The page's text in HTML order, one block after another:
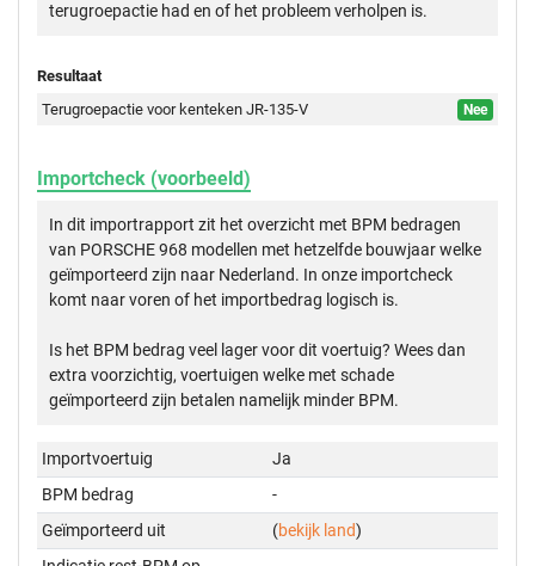
terugroepactie had en of het probleem verholpen is.
Resultaat
Terugroepactie voor kenteken JR-135-V
Nee
Importcheck (voorbeeld)
In dit importrapport zit het overzicht met BPM bedragen
van PORSCHE 968 modellen met hetzelfde bouwjaar welke
geïmporteerd zijn naar Nederland. In onze importcheck
komt naar voren of het importbedrag logisch is.
Is het BPM bedrag veel lager voor dit voertuig? Wees dan
extra voorzichtig, voertuigen welke met schade
geïmporteerd zijn betalen namelijk minder BPM.
Importvoertuig
Ja
BPM bedrag
-
Geïmporteerd uit
(bekijk land)